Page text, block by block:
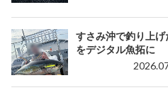
すさみ沖で釣り上げ
をデジタル魚拓に